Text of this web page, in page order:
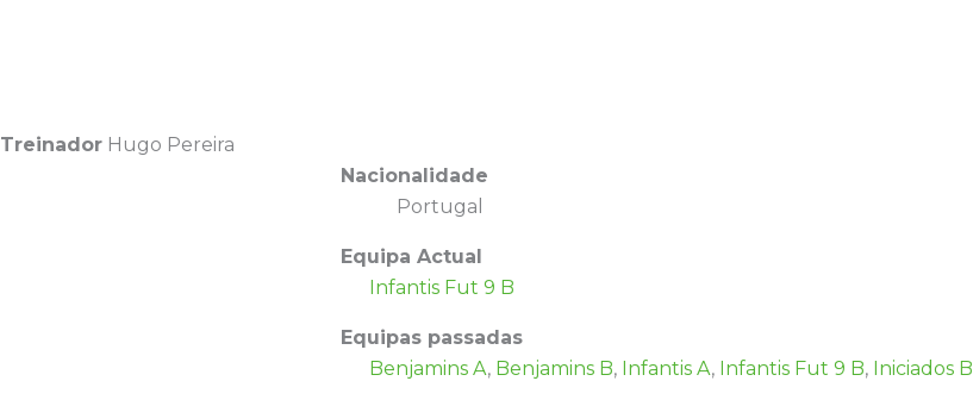
Treinador Hugo Pereira
Nacionalidade
Portugal
Equipa Actual
Infantis Fut 9 B
Equipas passadas
Benjamins A, Benjamins B, Infantis A, Infantis Fut 9 B, Iniciados B